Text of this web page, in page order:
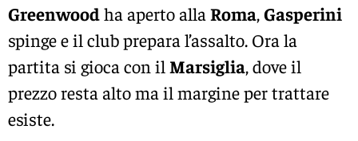
Greenwoodha aperto alla Roma,Gasperini
spinge e il club prepara l’assalto. Ora la
partita si gioca con il Marsiglia, dove il
prezzo resta alto ma il margine per trattare
esiste.